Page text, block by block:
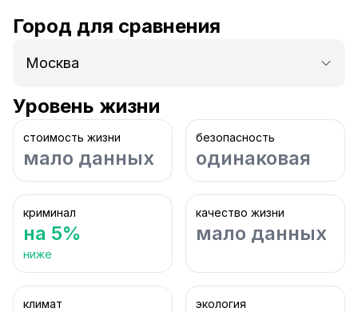
Город для сравнения
Уровень жизни
стоимость жизни
мало данных
безопасность
одинаковая
криминал
на 5%
ниже
качество жизни
мало данных
климат экология